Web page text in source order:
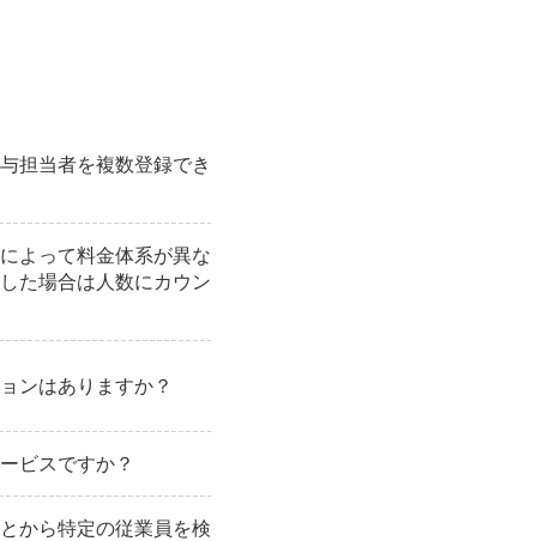
担当者を複数登録でき
よって料金体系が異な
た場合は人数にカウン
ンはありますか？
ビスですか？
から特定の従業員を検